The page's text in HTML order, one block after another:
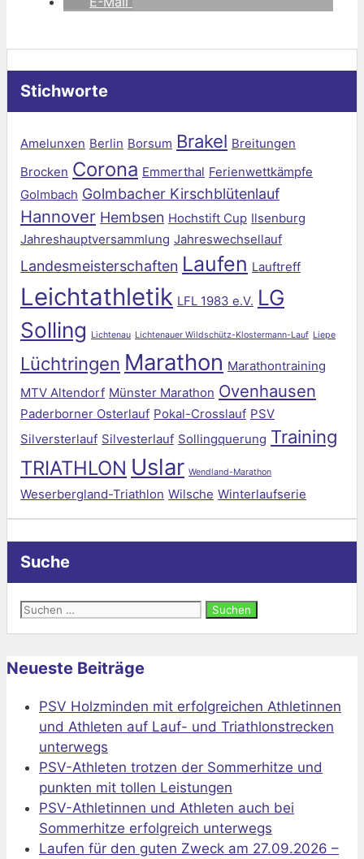
Stichworte
Amelunxen Berlin Borsum Brakel Breitungen
Brocken Corona Emmerthal Ferienwettkämpfe
Golmbach Golmbacher Kirschblütenlauf
Hannover Hembsen Hochstift Cup Ilsenburg
Jahreshauptversammlung Jahreswechsellauf
Landesmeisterschaften Laufen Lauftreff
Leichtathletik LFL 1983 e.V. LG
Solling
Lichtenau Lichtenauer Wildschütz-Klostermann-Lauf Liepe
Lüchtringen Marathon Marathontraining
MTV Altendorf Münster Marathon Ovenhausen
Paderborner Osterlauf Pokal-Crosslauf PSV
Silversterlauf Silvesterlauf Sollingquerung Training
TRIATHLON Uslar Wendland-Marathon
Weserbergland-Triathlon Wilsche Winterlaufserie
Suche
Suchen
Neueste Beiträge
PSV Holzminden mit erfolgreichen Athletinnen
und Athleten auf Lauf- und Triathlonstrecken
unterwegs
PSV-Athleten trotzen der Sommerhitze und
punkten mit tollen Leistungen
PSV-Athletinnen und Athleten auch bei
Sommerhitze erfolgreich unterwegs
Laufen für den guten Zweck am 27.09.2026 –